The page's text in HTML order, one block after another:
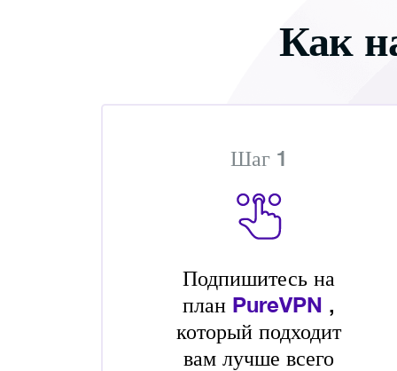
Как
Шаг 1
Подпишитесь на
план PureVPN ,
который подходит
вам лучше всего